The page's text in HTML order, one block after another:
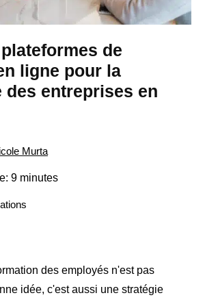
de
ligne pour la
des entreprises en
Murta
9 minutes
idée, c'est aussi une stratégie